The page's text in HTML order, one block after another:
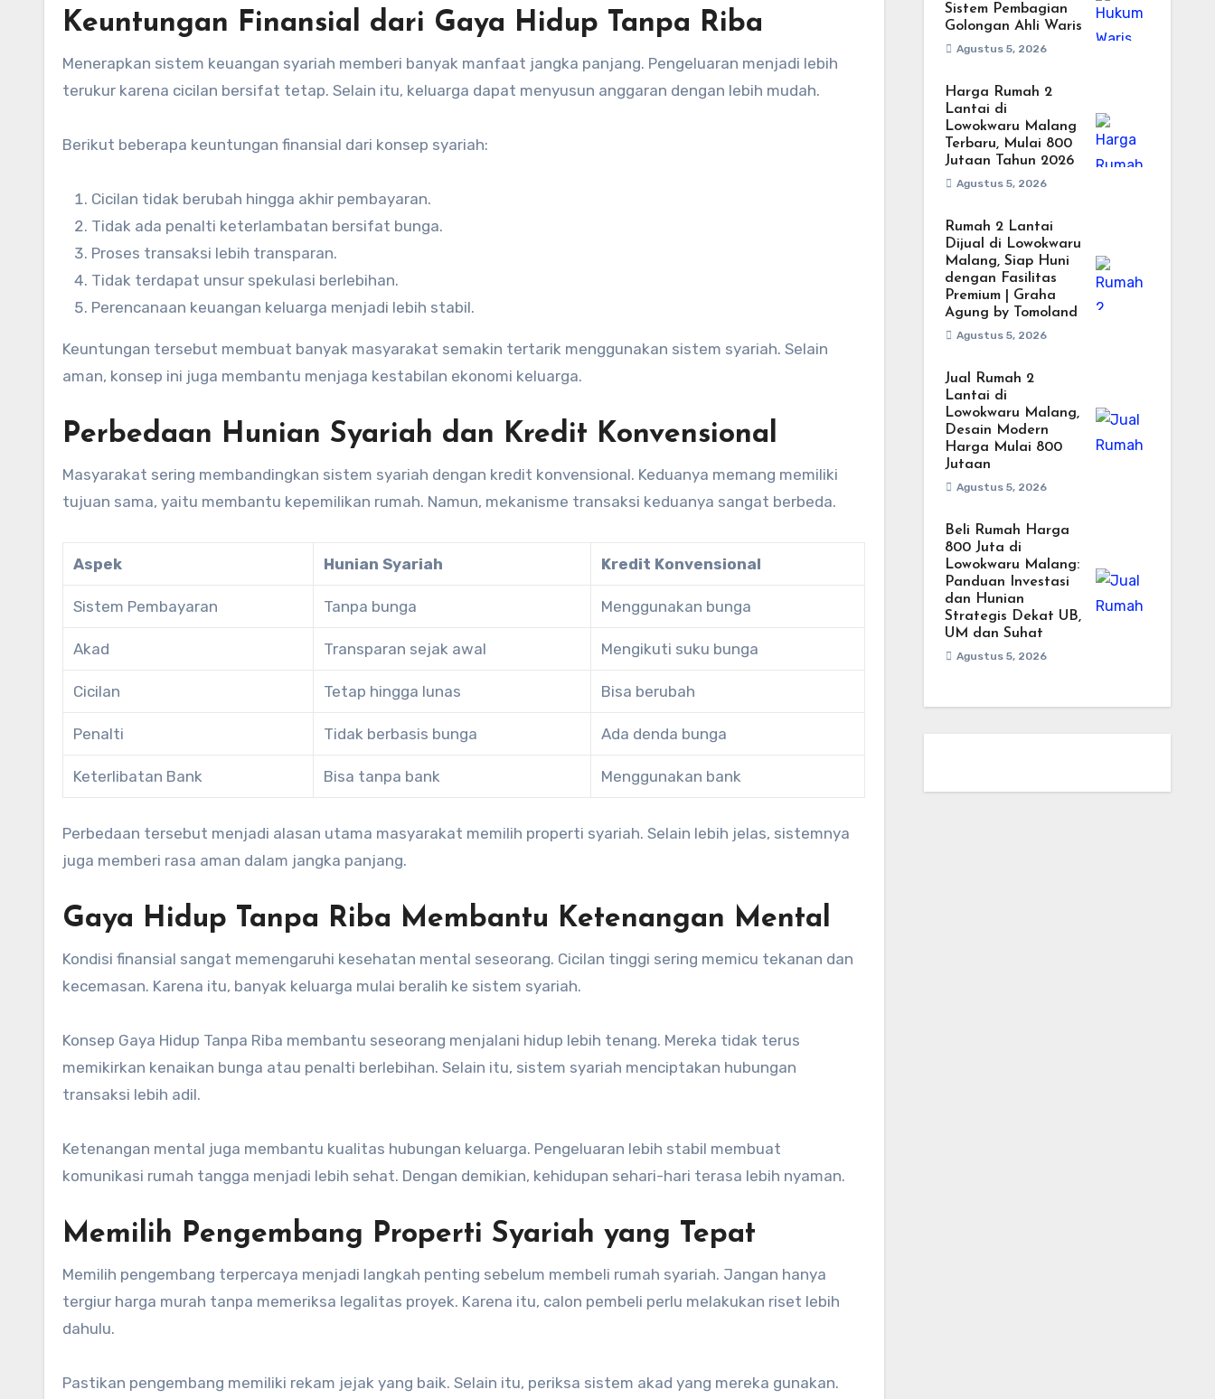
Keuntungan Finansial dari Gaya Hidup Tanpa Riba
Menerapkan sistem keuangan syariah memberi banyak manfaat jangka panjang. Pengeluaran menjadi lebih
terukur karena cicilan bersifat tetap. Selain itu, keluarga dapat menyusun anggaran dengan lebih mudah.
Berikut beberapa keuntungan finansial dari konsep syariah:
Cicilan tidak berubah hingga akhir pembayaran.
Tidak ada penalti keterlambatan bersifat bunga.
Proses transaksi lebih transparan.
Tidak terdapat unsur spekulasi berlebihan.
Perencanaan keuangan keluarga menjadi lebih stabil.
Keuntungan tersebut membuat banyak masyarakat semakin tertarik menggunakan sistem syariah. Selain
aman, konsep ini juga membantu menjaga kestabilan ekonomi keluarga.
Perbedaan Hunian Syariah dan Kredit Konvensional
Masyarakat sering membandingkan sistem syariah dengan kredit konvensional. Keduanya memang memiliki
tujuan sama, yaitu membantu kepemilikan rumah. Namun, mekanisme transaksi keduanya sangat berbeda.
Aspek Hunian Syariah Kredit Konvensional
Sistem Pembayaran Tanpa bunga Menggunakan bunga
Akad Transparan sejak awal Mengikuti suku bunga
Cicilan Tetap hingga lunas Bisa berubah
Penalti Tidak berbasis bunga Ada denda bunga
Keterlibatan Bank Bisa tanpa bank Menggunakan bank
Perbedaan tersebut menjadi alasan utama masyarakat memilih properti syariah. Selain lebih jelas, sistemnya
juga memberi rasa aman dalam jangka panjang.
Gaya Hidup Tanpa Riba Membantu Ketenangan Mental
Kondisi finansial sangat memengaruhi kesehatan mental seseorang. Cicilan tinggi sering memicu tekanan dan
kecemasan. Karena itu, banyak keluarga mulai beralih ke sistem syariah.
Konsep Gaya Hidup Tanpa Riba membantu seseorang menjalani hidup lebih tenang. Mereka tidak terus
memikirkan kenaikan bunga atau penalti berlebihan. Selain itu, sistem syariah menciptakan hubungan
transaksi lebih adil.
Ketenangan mental juga membantu kualitas hubungan keluarga. Pengeluaran lebih stabil membuat
komunikasi rumah tangga menjadi lebih sehat. Dengan demikian, kehidupan sehari-hari terasa lebih nyaman.
Memilih Pengembang Properti Syariah yang Tepat
Memilih pengembang terpercaya menjadi langkah penting sebelum membeli rumah syariah. Jangan hanya
tergiur harga murah tanpa memeriksa legalitas proyek. Karena itu, calon pembeli perlu melakukan riset lebih
dahulu.
Pastikan pengembang memiliki rekam jejak yang baik. Selain itu, periksa sistem akad yang mereka gunakan.
Sistem Pembagian
Golongan Ahli Waris
Agustus 5, 2026
Harga Rumah 2
Lantai di
Lowokwaru Malang
Terbaru, Mulai 800
Jutaan Tahun 2026
Agustus 5, 2026
Rumah 2 Lantai
Dijual di Lowokwaru
Malang, Siap Huni
dengan Fasilitas
Premium | Graha
Agung by Tomoland
Agustus 5, 2026
Jual Rumah 2
Lantai di
Lowokwaru Malang,
Desain Modern
Harga Mulai 800
Jutaan
Agustus 5, 2026
Beli Rumah Harga
800 Juta di
Lowokwaru Malang:
Panduan Investasi
dan Hunian
Strategis Dekat UB,
UM dan Suhat
Agustus 5, 2026